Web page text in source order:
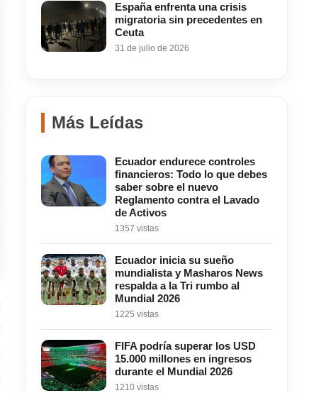
España enfrenta una crisis
migratoria sin precedentes en
Ceuta
31 de julio de 2026
Más Leídas
Ecuador endurece controles
financieros: Todo lo que debes
saber sobre el nuevo
Reglamento contra el Lavado
de Activos
1357 vistas
Ecuador inicia su sueño
mundialista y Masharos News
respalda a la Tri rumbo al
Mundial 2026
1225 vistas
FIFA podría superar los USD
15.000 millones en ingresos
durante el Mundial 2026
1210 vistas